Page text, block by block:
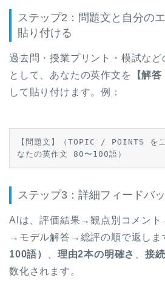
ステップ2：問題文と自分の
貼り付ける
過去問・授業プリント・模試など
として、あなたの英作文を
【解
して貼り付けます。例：
【問題文】（TOPIC / POINTS を
なたの英作文 80〜100語）
ステップ3：詳細フィードバ
AIは、評価結果→観点別コメン
→モデル解答→総評の順で返し
100語）
理由2本の明確さ 、接
数化されます。